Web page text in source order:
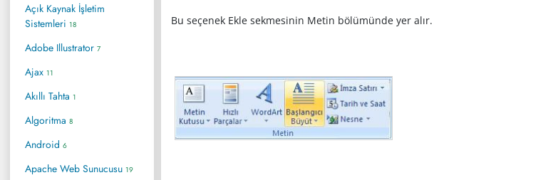
Açık Kaynak İşletim
Sistemleri 18
Adobe Illustrator 7
Ajax 11
Akıllı Tahta 1
Algoritma 8
Android 6
Apache Web Sunucusu 19
Bu seçenek Ekle sekmesinin Metin bölümünde yer alır.